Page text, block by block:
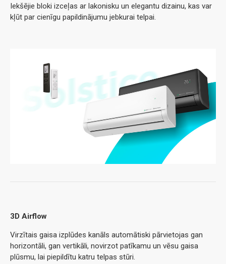
Iekšējie bloki izceļas ar lakonisku un elegantu dizainu, kas var
kļūt par cienīgu papildinājumu jebkurai telpai.
3D Airflow
Virzītais gaisa izplūdes kanāls automātiski pārvietojas gan
horizontāli, gan vertikāli, novirzot patīkamu un vēsu gaisa
plūsmu, lai piepildītu katru telpas stūri.